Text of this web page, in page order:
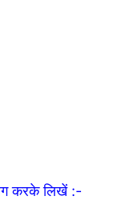
करके लिखें :-